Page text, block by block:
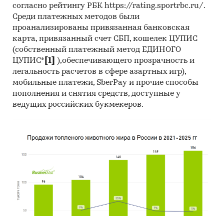
остальные вкусы
По виду:
влажный корм
сухой корм
Приведены рейтинги:
производителей
зарубежных поставщиков
При подготовке обзора используется
официальная статистика и собранные
данные.
согласно рейтингу РБК https://rating.sportrbc.ru/.
Среди платежных методов были
проанализированы привязанная банковская
карта, привязанный счет СБП, кошелек ЦУПИС
(собственный платежный метод ЕДИНОГО
ЦУПИС* [1]
),обеспечивающего прозрачность и
легальность расчетов в сфере азартных игр),
мобильные платежи, SberPay и прочие способы
пополнения и снятия средств, доступные у
ведущих российских букмекеров.